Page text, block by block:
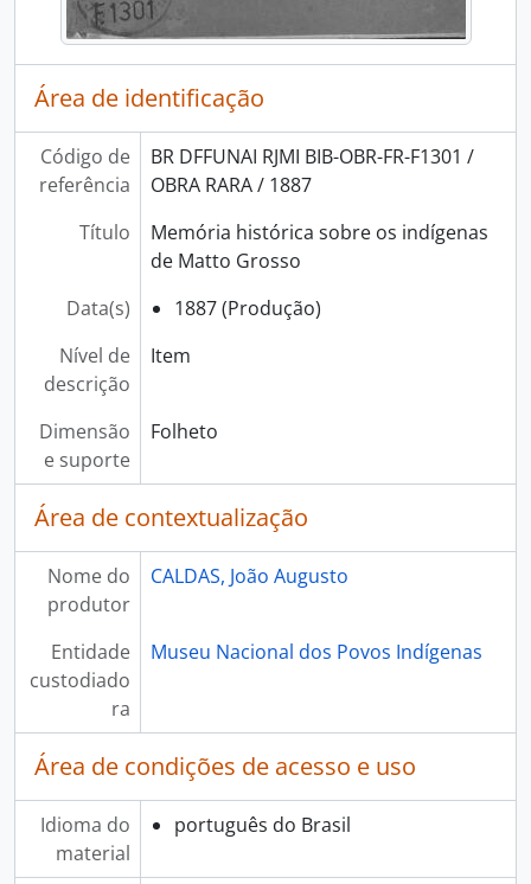
Área de identificação
Código de
referência
BR DFFUNAI RJMI BIB-OBR-FR-F1301 /
OBRA RARA / 1887
Título
Memória histórica sobre os indígenas
de Matto Grosso
Data(s)
1887 (Produção)
Nível de
descrição
Item
Dimensão
e suporte
Folheto
Área de contextualização
Nome do
produtor
CALDAS, João Augusto
Entidade
custodiado
ra
Museu Nacional dos Povos Indígenas
Área de condições de acesso e uso
Idioma do
material
português do Brasil